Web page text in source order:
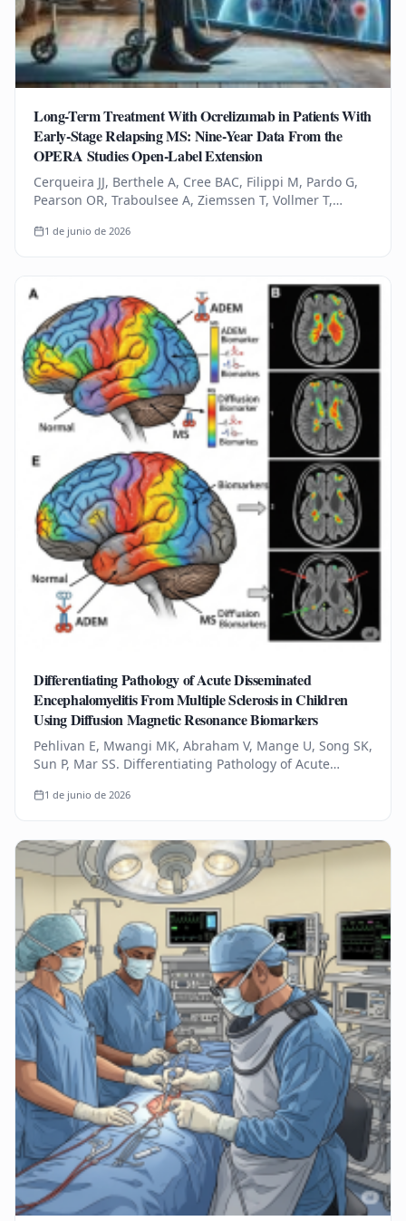
Long-Term Treatment With Ocrelizumab in Patients With
Early-Stage Relapsing MS: Nine-Year Data From the
OPERA Studies Open-Label Extension
Cerqueira JJ, Berthele A, Cree BAC, Filippi M, Pardo G,
Pearson OR, Traboulsee A, Ziemssen T, Vollmer T,
Schneble HM, Thanei…
1 de junio de 2026
Differentiating Pathology of Acute Disseminated
Encephalomyelitis From Multiple Sclerosis in Children
Using Diffusion Magnetic Resonance Biomarkers
Pehlivan E, Mwangi MK, Abraham V, Mange U, Song SK,
Sun P, Mar SS. Differentiating Pathology of Acute
Sclerosis in Children Using…
1 de junio de 2026